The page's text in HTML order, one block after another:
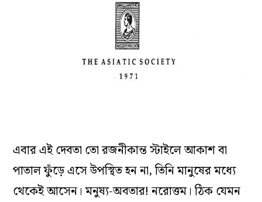
এবার এই দেবতা তো রজনীকান্ত স্টাইলে আকাশ বা
পাতাল ফুঁড়ে এসে উপস্থিত হন না, তিনি মানুষের মধ্যে
থেকেই আসেন। মনুষ্য-অবতার! নরোত্তম। ঠিক যেমন